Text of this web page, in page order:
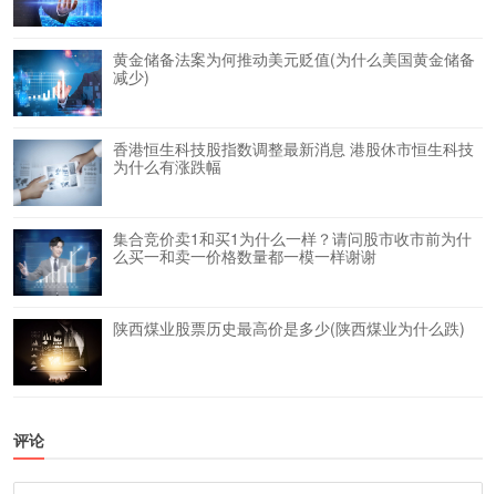
黄金储备法案为何推动美元贬值(为什么美国黄金储备
减少)
香港恒生科技股指数调整最新消息 港股休市恒生科技
为什么有涨跌幅
集合竞价卖1和买1为什么一样？请问股市收市前为什
么买一和卖一价格数量都一模一样谢谢
陕西煤业股票历史最高价是多少(陕西煤业为什么跌)
评论